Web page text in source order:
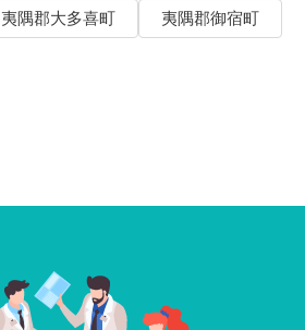
夷隅郡大多喜町
夷隅郡御宿町